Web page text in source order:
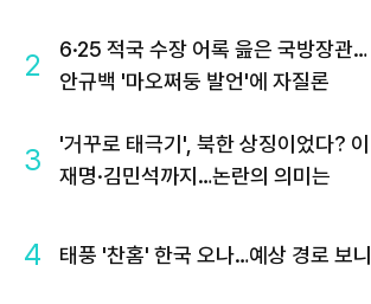
2
6·25 적국 수장 어록 읊은 국방장관…
안규백 '마오쩌둥 발언'에 자질론
3
'거꾸로 태극기', 북한 상징이었다? 이
재명·김민석까지…논란의 의미는
4 태풍 '찬홈' 한국 오나…예상 경로 보니